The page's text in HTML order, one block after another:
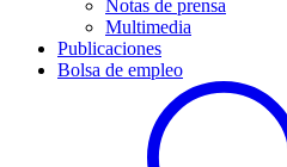
Notas de prensa
Multimedia
Publicaciones
Bolsa de empleo